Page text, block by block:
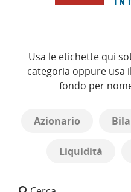
Usa le etichette qui
categoria oppure usa
fondo per
Azionario
Liquidità